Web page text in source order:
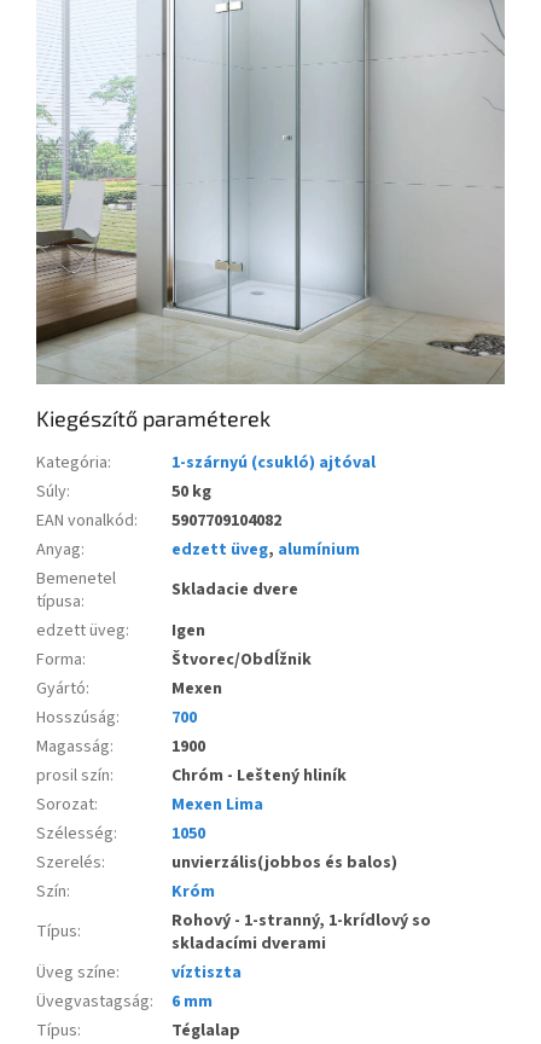
Kiegészítő paraméterek
Kategória:
1-szárnyú (csukló) ajtóval
Súly:
50 kg
EAN vonalkód:
5907709104082
Anyag: edzett üveg, alumínium
Bemenetel
típusa:
Skladacie dvere
edzett üveg:
Igen
Forma:
Štvorec/Obdĺžnik
Gyártó:
Mexen
Hosszúság:
700
Magasság:
1900
prosil szín:
Chróm - Leštený hliník
Sorozat:
Mexen Lima
Szélesség:
1050
Szerelés:
unvierzális(jobbos és balos)
Szín:
Króm
Típus:
Rohový - 1-stranný, 1-krídlový so
skladacími dverami
Üveg színe:
víztiszta
Üvegvastagság:
6 mm
Típus:
Téglalap